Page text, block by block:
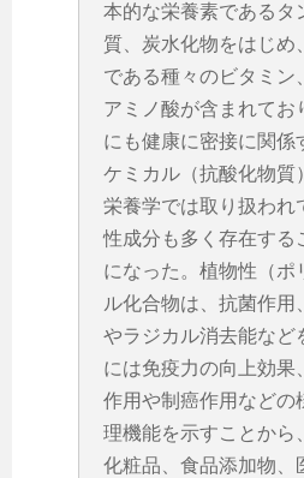
本的な栄養素であるタ
質、炭水化物をはじめ
である種々のビタミン
アミノ酸が含まれてお
にも健康に密接に関係
ケミカル（抗酸化物質
栄養学では取り扱われ
性成分も多く存在する
になった。植物性（ポ
ル化合物は、抗菌作用
やラジカル消去能など
には免疫力の向上効果
作用や制癌作用などの
理機能を示すことから
化粧品、食品添加物、